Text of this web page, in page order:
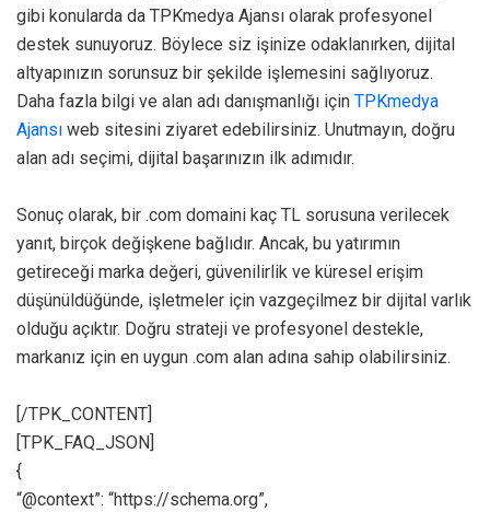
gibi konularda da TPKmedya Ajansı olarak profesyonel
destek sunuyoruz. Böylece siz işinize odaklanırken, dijital
altyapınızın sorunsuz bir şekilde işlemesini sağlıyoruz.
Daha fazla bilgi ve alan adı danışmanlığı için TPKmedya
Ajansı web sitesini ziyaret edebilirsiniz. Unutmayın, doğru
alan adı seçimi, dijital başarınızın ilk adımıdır.
Sonuç olarak, bir .com domaini kaç TL sorusuna verilecek
yanıt, birçok değişkene bağlıdır. Ancak, bu yatırımın
getireceği marka değeri, güvenilirlik ve küresel erişim
düşünüldüğünde, işletmeler için vazgeçilmez bir dijital varlık
olduğu açıktır. Doğru strateji ve profesyonel destekle,
markanız için en uygun .com alan adına sahip olabilirsiniz.
[/TPK_CONTENT]
[TPK_FAQ_JSON]
{
“@context”: “https://schema.org”,